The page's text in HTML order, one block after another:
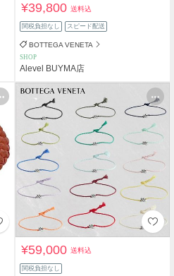
¥39,800送料込
関税負担なし スピード配送
BOTTEGA VENETA
SHOP
Alevel BUYMA店
¥59,000送料込
関税負担なし